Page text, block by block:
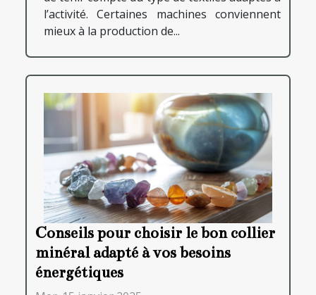
l’activité. Certaines machines conviennent
mieux à la production de...
Conseils pour choisir le bon collier
minéral adapté à vos besoins
énergétiques